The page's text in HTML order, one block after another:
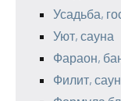
Усадьба,
Уют, сауна
Фараон,
Филит,